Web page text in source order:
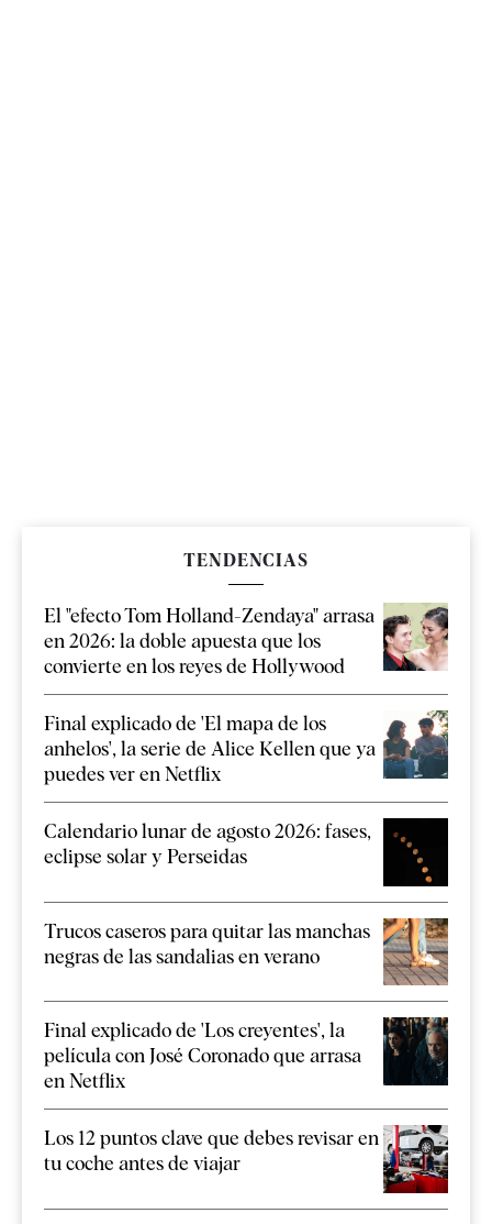
TENDENCIAS
El "efecto Tom Holland-Zendaya" arrasa
en 2026: la doble apuesta que los
convierte en los reyes de Hollywood
Final explicado de 'El mapa de los
anhelos', la serie de Alice Kellen que ya
puedes ver en Netflix
Calendario lunar de agosto 2026: fases,
eclipse solar y Perseidas
Trucos caseros para quitar las manchas
negras de las sandalias en verano
Final explicado de 'Los creyentes', la
película con José Coronado que arrasa
en Netflix
Los 12 puntos clave que debes revisar en
tu coche antes de viajar